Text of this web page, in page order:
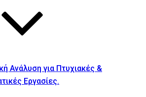
Ανάλυση για Πτυχιακές &
Εργασίες.